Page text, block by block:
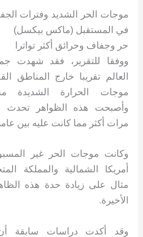
موجات الحر الشديد وفترات
في المستقبل (ماكس بيكسل)
حر وجفاف وحرائق أكثر تواترا
ووفقا للتقرير، فقد شهدت
العالم تقريبا خارج المناطق
موجات الحرارة الشديدة
مرات أكثر مما كانت عليه بين عامي 1850
وكانت موجات الحر غير
أمريكا الشمالية والمملكة
مثال على زيادة حدة هذه
الأخيرة.
وقد أكدت دراسات سابقة